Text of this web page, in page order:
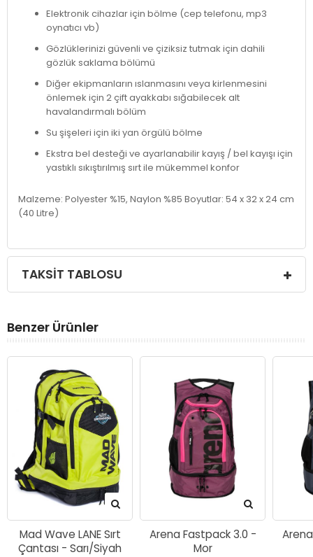
Elektronik cihazlar için bölme (cep telefonu, mp3
oynatıcı vb)
Gözlüklerinizi güvenli ve çiziksiz tutmak için dahili
gözlük saklama bölümü
Diğer ekipmanların ıslanmasını veya kirlenmesini
önlemek için 2 çift ayakkabı sığabilecek alt
havalandırmalı bölüm
Su şişeleri için iki yan örgülü bölme
Ekstra bel desteği ve ayarlanabilir kayış / bel kayışı için
yastıklı sıkıştırılmış sırt ile mükemmel konfor
Malzeme: Polyester %15, Naylon %85 Boyutlar: 54 x 32 x 24 cm
(40 Litre)
TAKSIT TABLOSU
Benzer Ürünler
Mad Wave LANE Sırt
Çantası - Sarı/Siyah
Arena Fastpack 3.0 -
Mor